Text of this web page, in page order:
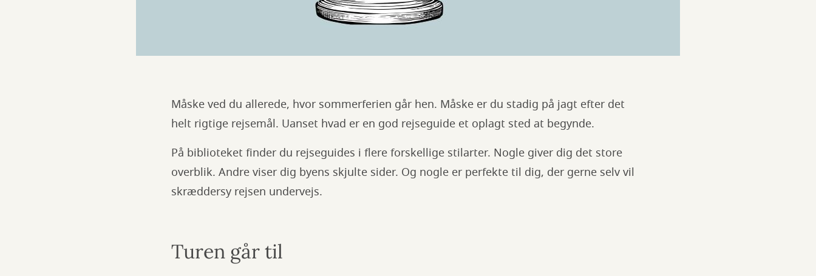
Måske ved du allerede, hvor sommerferien går hen. Måske er du stadig på jagt efter det
helt rigtige rejsemål. Uanset hvad er en god rejseguide et oplagt sted at begynde.
På biblioteket finder du rejseguides i flere forskellige stilarter. Nogle giver dig det store
overblik. Andre viser dig byens skjulte sider. Og nogle er perfekte til dig, der gerne selv vil
skræddersy rejsen undervejs.
Turen går til